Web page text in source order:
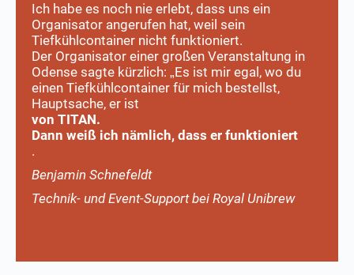
Ich habe es noch nie erlebt, dass uns ein
Organisator angerufen hat, weil sein
Tiefkühlcontainer nicht funktioniert.
Der Organisator einer großen Veranstaltung in
Odense sagte kürzlich: „Es ist mir egal, wo du
einen Tiefkühlcontainer für mich bestellst,
Hauptsache, er ist
von TITAN.
Dann weiß ich nämlich, dass er funktioniert
.
Benjamin Schnefeldt
Technik- und Event-Support bei Royal Unibrew